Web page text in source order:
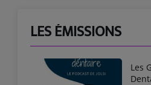
LES ÉMISSIONS
Les